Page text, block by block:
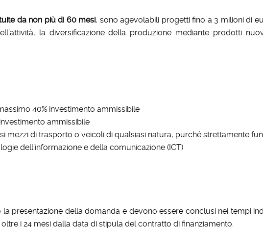
da non più di 60 mesi, sono agevolabili progetti fino a 3 milioni di
la diversificazione della produzione mediante prodotti
40% investimento ammissibile
ammissibile
mezzi di trasporto o veicoli di qualsiasi natura, purché strettamente
dell’informazione e della comunicazione (ICT)
la presentazione della domanda e devono essere conclusi nei tempi
i 24 mesi dalla data di stipula del contratto di finanziamento.